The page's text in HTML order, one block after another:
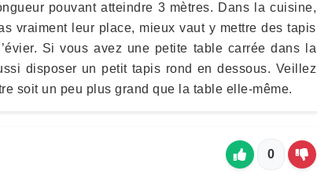
pouvant atteindre 3 mètres. Dans la cuisine,
vraiment leur place, mieux vaut y mettre des tapis
Si vous avez une petite table carrée dans la
disposer un petit tapis rond en dessous. Veillez
soit un peu plus grand que la table elle-même.
0